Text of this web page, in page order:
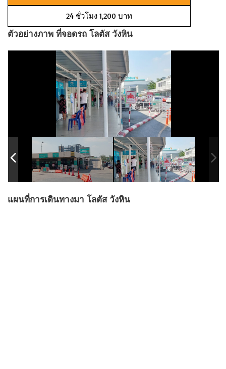
24 ชั่วโมง 1,200 บาท
ตัวอย่างภาพ ที่จอดรถ โลตัส วังหิน
แผนที่การเดินทางมา โลตัส วังหิน